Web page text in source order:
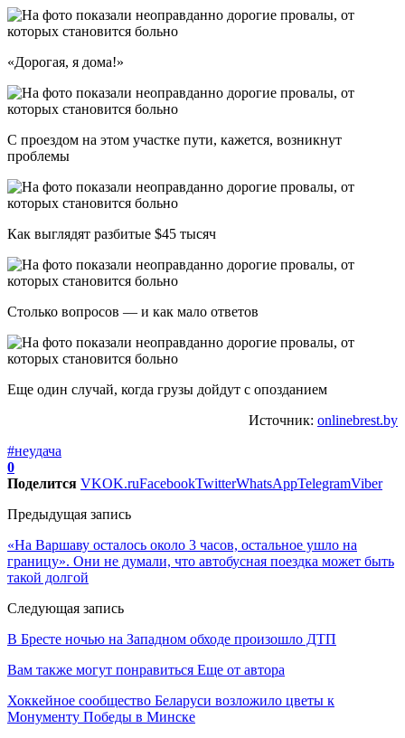
«Дорогая, я дома!»
С проездом на этом участке пути, кажется, возникнут
проблемы
Как выглядят разбитые $45 тысяч
Столько вопросов — и как мало ответов
Еще один случай, когда грузы дойдут с опозданием
Источник: onlinebrest.by
#неудача
0
Поделится VKOK.ruFacebookTwitterWhatsAppTelegramViber
Предыдущая запись
«На Варшаву осталось около 3 часов, остальное ушло на
границу». Они не думали, что автобусная поездка может быть
такой долгой
Следующая запись
В Бресте ночью на Западном обходе произошло ДТП
Вам также могут понравиться Еще от автора
Хоккейное сообщество Беларуси возложило цветы к
Монументу Победы в Минске